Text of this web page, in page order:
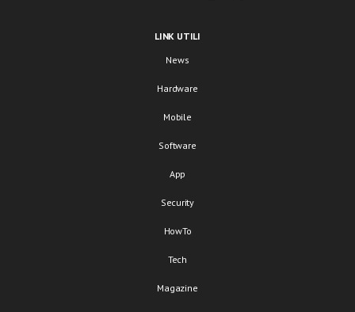
LINK UTILI
News
Hardware
Mobile
Software
App
Security
HowTo
Tech
Magazine